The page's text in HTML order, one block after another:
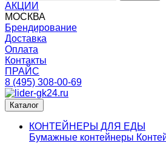
АКЦИИ
МОСКВА
Брендирование
Доставка
Оплата
Контакты
ПРАЙС
8 (495) 308-00-69
Каталог
КОНТЕЙНЕРЫ ДЛЯ ЕДЫ
Бумажные контейнеры